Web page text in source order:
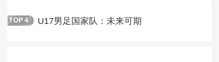
TOP 4 U17男足国家队：未来可期